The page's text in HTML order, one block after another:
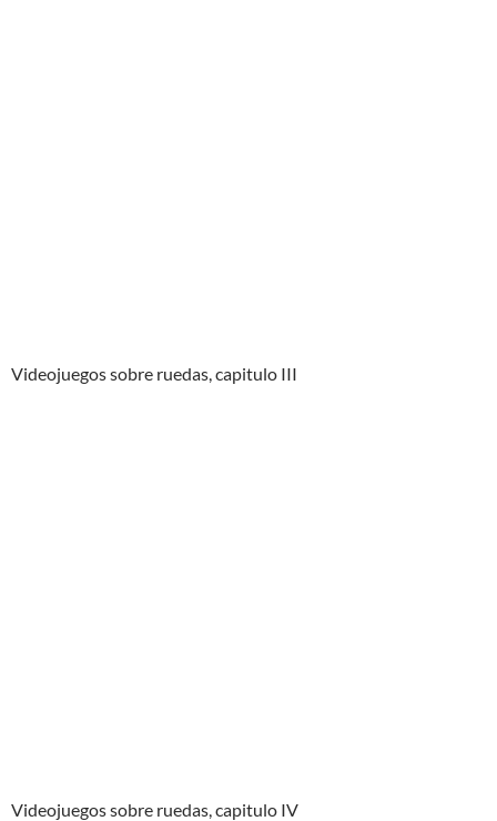
Videojuegos sobre ruedas, capitulo III
Videojuegos sobre ruedas, capitulo IV